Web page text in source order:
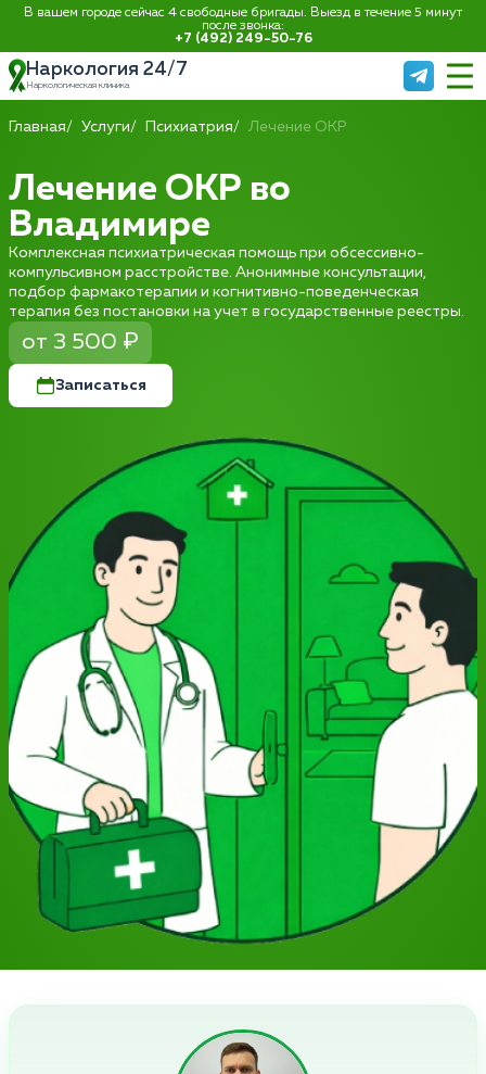
В вашем городе сейчас 4 свободные бригады. Выезд в течение 5 минут
после звонка:
+7 (492) 249-50-76
Наркология 24/7
Наркологическая клиника
Главная Услуги Психиатрия Лечение ОКР
Лечение ОКР во
Владимире
Комплексная психиатрическая помощь при обсессивно-
компульсивном расстройстве. Анонимные консультации,
подбор фармакотерапии и когнитивно-поведенческая
терапия без постановки на учет в государственные реестры.
от 3 500 ₽
Записаться